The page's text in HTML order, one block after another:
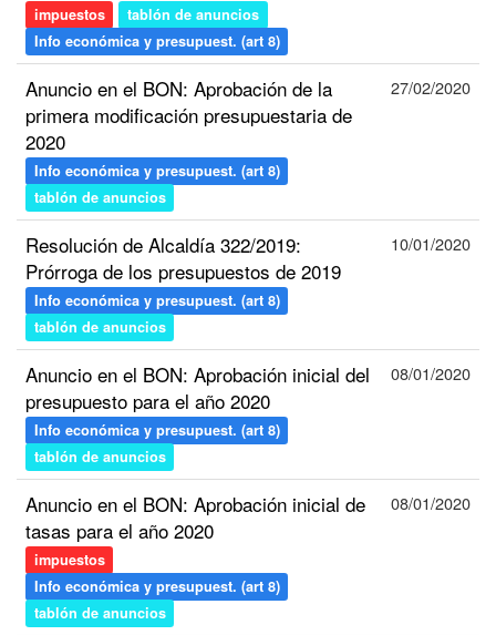
impuestos
tablón de anuncios
Info económica y presupuest. (art 8)
Anuncio en el BON: Aprobación de la
primera modificación presupuestaria de
2020
Info económica y presupuest. (art 8)
tablón de anuncios
27/02/2020
Resolución de Alcaldía 322/2019:
Prórroga de los presupuestos de 2019
Info económica y presupuest. (art 8)
tablón de anuncios
10/01/2020
Anuncio en el BON: Aprobación inicial del
presupuesto para el año 2020
Info económica y presupuest. (art 8)
tablón de anuncios
08/01/2020
Anuncio en el BON: Aprobación inicial de
tasas para el año 2020
impuestos
Info económica y presupuest. (art 8)
tablón de anuncios
08/01/2020